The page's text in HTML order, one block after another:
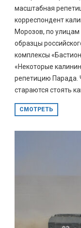
масштабная
корреспондент
Морозов, по
образцы
комплексы
«Некоторые
репетицию Парада.
стараются стоять
СМОТРЕТЬ